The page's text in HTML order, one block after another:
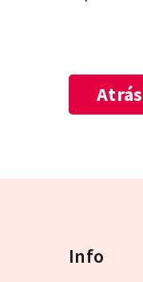
Parque de
son solo
Atrás
Info